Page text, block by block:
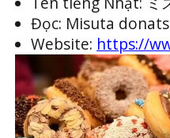
Đọc: Misuta
Website: https://